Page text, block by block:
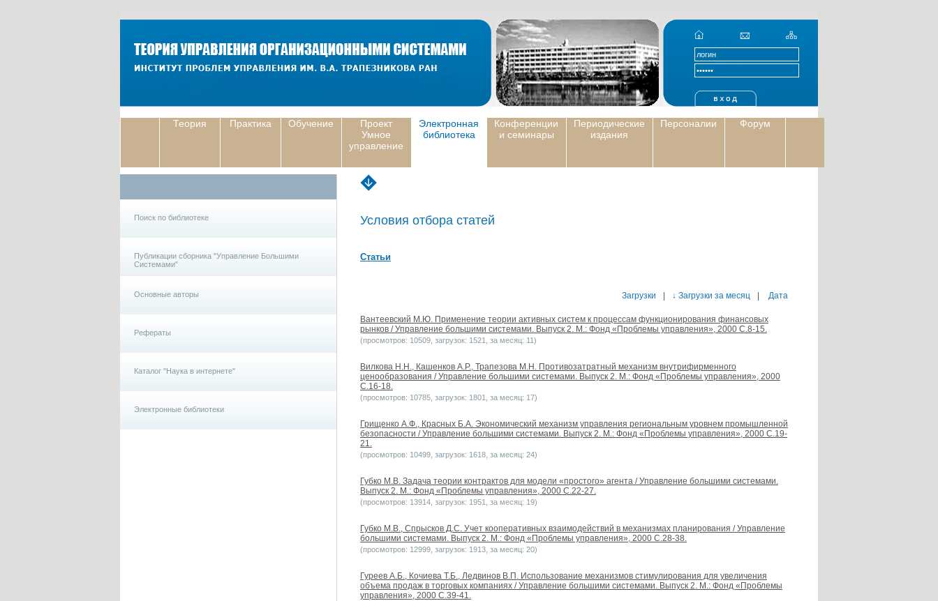
Теория Практика Обучение
Проект
Умное
управление
Электронная
библиотека
Конференции
и семинары
Периодические
издания
Персоналии Форум
Поиск по библиотеке
Публикации сборника "Управление Большими
Системами"
Основные авторы
Рефераты
Каталог "Наука в интернете"
Электронные библиотеки
Условия отбора статей
Статьи
Загрузки ↓ Загрузки за месяц Дата
Вантеевский М.Ю. Применение теории активных систем к процессам функционирования финансовых
рынков / Управление большими системами. Выпуск 2. М.: Фонд «Проблемы управления», 2000 С.8-15.
(просмотров: 10509, загрузок: 1521, за месяц: 11)
Вилкова Н.Н., Кашенков А.Р., Трапезова М.Н. Противозатратный механизм внутрифирменного
ценообразования / Управление большими системами. Выпуск 2. М.: Фонд «Проблемы управления», 2000
С.16-18.
(просмотров: 10785, загрузок: 1801, за месяц: 17)
Грищенко А.Ф., Красных Б.А. Экономический механизм управления региональным уровнем промышленной
безопасности / Управление большими системами. Выпуск 2. М.: Фонд «Проблемы управления», 2000 С.19-
21.
(просмотров: 10499, загрузок: 1618, за месяц: 24)
Губко М.В. Задача теории контрактов для модели «простого» агента / Управление большими системами.
Выпуск 2. М.: Фонд «Проблемы управления», 2000 С.22-27.
(просмотров: 13914, загрузок: 1951, за месяц: 19)
Губко М.В., Спрысков Д.С. Учет кооперативных взаимодействий в механизмах планирования / Управление
большими системами. Выпуск 2. М.: Фонд «Проблемы управления», 2000 С.28-38.
(просмотров: 12999, загрузок: 1913, за месяц: 20)
Гуреев А.Б., Кочиева Т.Б., Ледвинов В.П. Использование механизмов стимулирования для увеличения
объема продаж в торговых компаниях / Управление большими системами. Выпуск 2. М.: Фонд «Проблемы
управления», 2000 С.39-41.